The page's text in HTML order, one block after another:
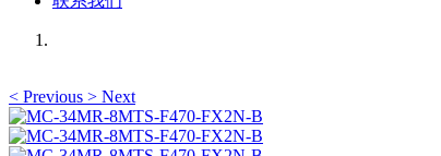
< Previous > Next